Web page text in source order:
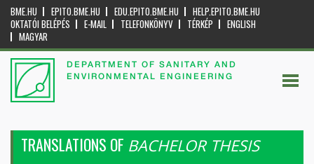
BME.HU EPITO.BME.HU EDU.EPITO.BME.HU
HELP.EPITO.BME.HU
OKTATÓI BELÉPÉS
E-MAIL TELEFONKÖNYV TÉRKÉP
ENGLISH
MAGYAR
DEPARTMENT OF SANITARY AND
ENVIRONMENTAL ENGINEERING
TRANSLATIONS OF BACHELOR THESIS